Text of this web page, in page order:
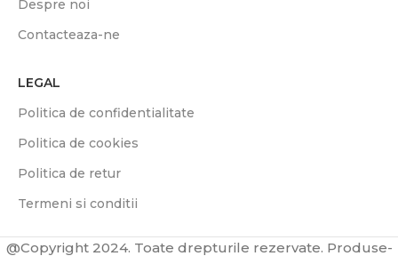
Despre noi
Contacteaza-ne
LEGAL
Politica de confidentialitate
Politica de cookies
Politica de retur
Termeni si conditii
@Copyright 2024. Toate drepturile rezervate. Produse-